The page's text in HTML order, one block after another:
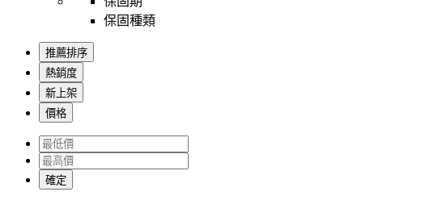
保固種類
推薦排序
熱銷度
新上架
價格
確定